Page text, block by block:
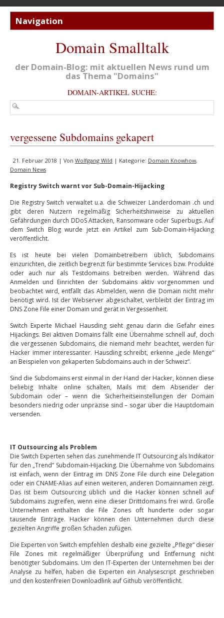
Domain Smalltalk
der Domain-Blog: mit aktuellen News rund um
das Thema "Domains"
DOMAIN-ARTIKEL SUCHE:
vergessene Subdomains gekapert
21. Februar 2018 | Von Wolfgang Wild | Kategorie: Domain Knowhow,
Domain News
Registry Switch warnt vor Sub-Domain-Hijacking
Die Registry Switch verwaltet u.a. die Schweizer Länderdomain .ch und
gibt deren Nutzern regelmäßig Sicherheitshinweise zu aktuellen
Gefährdungen durch DDoS Attacken, Ransomware oder Superbugs. Auf
dem Switch Blog wurde jetzt ein Artikel zum Sub-Domain-Hijacking
veröffentlicht.
Es ist heute bei vielen Domainbetreibern üblich, Subdomains
einzurichten, die zeitlich begrenzt für bestimmte Services bzw. Produkte
oder auch nur als Testdomains betreiben werden. Während das
Anmelden und Einrichten der Subdomains aktiv vorgenommen und
beobachtet wird, entfällt das Abmelden, wenn die Domain nicht mehr
benötigt wird. Ist der Webserver abgeschaltet, verbleibt der Eintrag im
DNS Zone File einer Domain und gerät in Vergessenheit.
Switch Experte Michael Hausding sieht genau darin die Gefahr eines
Hijackings. Bei aktiven Domains fällt eine Übernahme schnell auf, doch
die vergessenen Subdomains, die niemand mehr beachtet, werden für
Hacker immer interessanter. Hausding schreibt, erkenne „jede Menge“
an Beispielen von gekaperten Subdomains auch in der Schweiz“.
Sind die Subdomains erst einmal in der Hand der Hacker, können diese
beliebig Inhalte online schalten, Mails mit dem Absender der
Subdomain oder – wenn die Sicherheitseinstellungen der Domain
besonders niedrig oder unpräzise sind – sogar über die Hauptdomain
versenden.
IT Outsourcing als Problem
Die Switch Experten sehen das zunehmende IT Outsourcing als Indikator
für den „Trend“ Subdomain-Hijacking. Die Übernahme von Subdomains
ist einfach, wenn der Eintrag im DNS Zone File durch eine Delegation
oder ein CNAME-Alias auf einen weiteren, anderen Domainnamen zeigt.
Das ist beim Outsourcing üblich und die Hacker können schnell auf
Subdomains zugreifen, wenn eine dieser Drittdomains frei wird. Große
Unternehmen enthalten die File Zones oft hunderte oder sogar
tausende Einträge. Hacker können den Unternehmen durch diese
gezielten Angriffe großen Schaden zufügen.
Die Experten von Switch empfehlen deshalb eine gezielte „Pflege“ dieser
File Zones mit regelmäßiger Überprüfung und Entfernung nicht
benötigter Subdomains. Um den IT-Experten der Unternehmen bei der
Analyse zu helfen, haben die Experten ein Analysescript geschrieben
und den kostenfreien Downloadlink auf Github veröffentlicht.